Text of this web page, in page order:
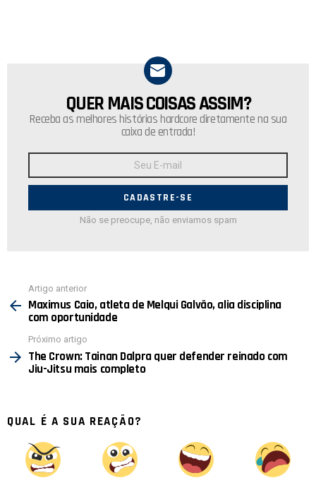
NEWSLETTER
QUER MAIS COISAS ASSIM?
Receba as melhores histórias hardcore diretamente na sua
caixa de entrada!
E-
Não se preocupe, não enviamos spam
mais
Artigo anterior
Maximus Caio, atleta de Melqui Galvão, alia disciplina
com oportunidade
Próximo artigo
The Crown: Tainan Dalpra quer defender reinado com
Jiu-Jitsu mais completo
QUAL É A SUA REAÇÃO?